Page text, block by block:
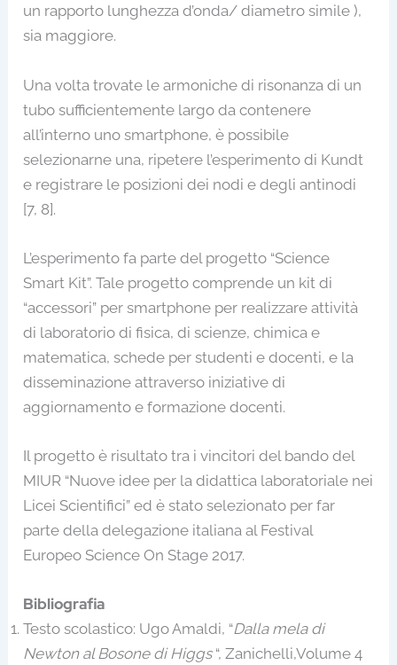
un rapporto lunghezza d’onda/ diametro simile ),
sia maggiore.
Una volta trovate le armoniche di risonanza di un
tubo sufficientemente largo da contenere
all’interno uno smartphone, è possibile
selezionarne una, ripetere l’esperimento di Kundt
e registrare le posizioni dei nodi e degli antinodi
[7, 8].
L’esperimento fa parte del progetto “Science
Smart Kit”. Tale progetto comprende un kit di
“accessori” per smartphone per realizzare attività
di laboratorio di fisica, di scienze, chimica e
matematica, schede per studenti e docenti, e la
disseminazione attraverso iniziative di
aggiornamento e formazione docenti.
Il progetto è risultato tra i vincitori del bando del
MIUR “Nuove idee per la didattica laboratoriale nei
Licei Scientifici” ed è stato selezionato per far
parte della delegazione italiana al Festival
Europeo Science On Stage 2017.
Bibliografia
Testo scolastico: Ugo Amaldi, “Dalla mela di
Newton al Bosone di Higgs“, Zanichelli,Volume 4